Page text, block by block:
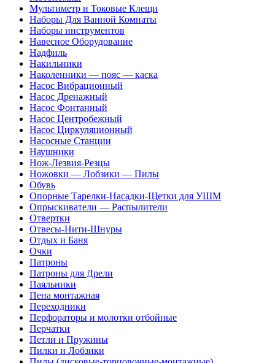
Мультиметр и Токовые Клещи
Наборы Для Ванной Комнаты
Наборы инструментов
Навесное Оборудование
Надфиль
Накильники
Наколенники — пояс — каска
Насос Вибрационный
Насос Дренажный
Насос Фонтанный
Насос Центробежный
Насос Циркуляционный
Насосные Станции
Наушники
Нож-Лезвия-Резцы
Ножовки — Лобзики — Пилы
Обувь
Опорные Тарелки-Насадки-Щетки для УШМ
Опрыскиватели — Распылители
Отвертки
Отвесы-Нити-Шнуры
Отдых и Баня
Очки
Патроны
Патроны для Дрели
Паяльники
Пена монтажная
Переходники
Перфораторы и молотки отбойные
Перчатки
Петли и Пружины
Пилки и Лобзики